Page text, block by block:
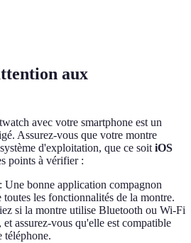
aux
avec votre smartphone est un
Assurez-vous que votre montre
d'exploitation, que ce soitiOS
points à vérifier :
: Une bonne application compagnon
les fonctionnalités de la montre.
si la montre utilise Bluetooth ou Wi-Fi
assurez-vous qu'elle est compatible
téléphone.